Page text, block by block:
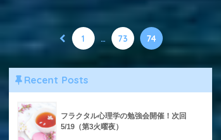
1 … 73 74
Recent Posts
フラクタル心理学の勉強会開催！次回
5/19（第3火曜夜）